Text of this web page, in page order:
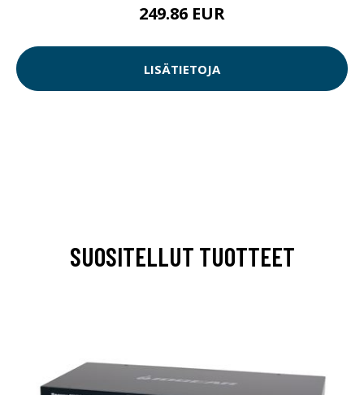
249.86 EUR
LISÄTIETOJA
SUOSITELLUT TUOTTEET